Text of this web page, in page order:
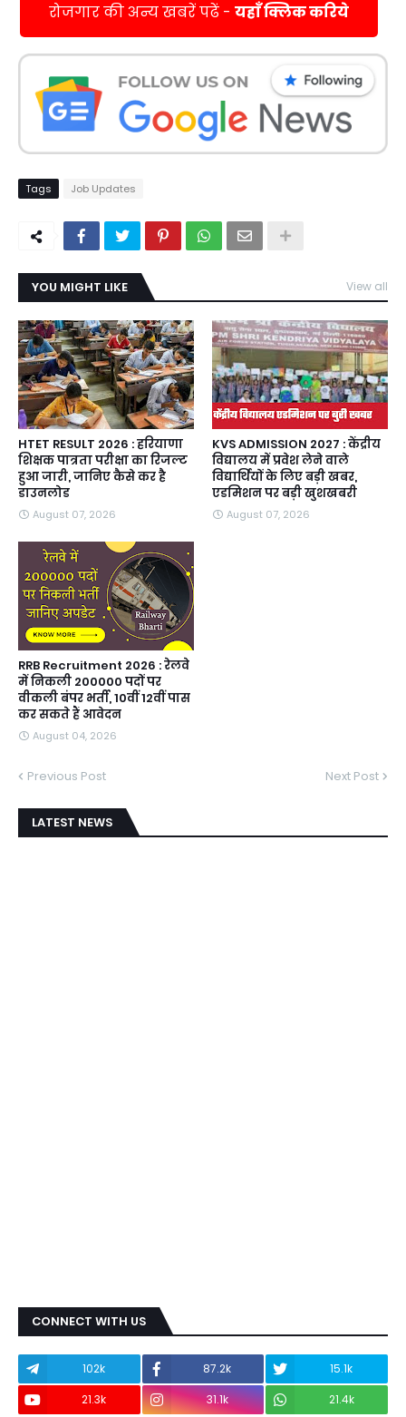
रोजगार की अन्य खबरें पढें - यहाँ क्लिक करिये
Tags Job Updates
YOU MIGHT LIKE View all
HTET RESULT 2026 : हरियाणा
शिक्षक पात्रता परीक्षा का रिजल्ट
हुआ जारी, जानिए कैसे कर है
डाउनलोड
August 07, 2026
KVS ADMISSION 2027 : केंद्रीय
विद्यालय में प्रवेश लेने वाले
विद्यार्थियों के लिए बड़ी खबर,
एडमिशन पर बड़ी खुशखबरी
August 07, 2026
RRB Recruitment 2026 : रेलवे
में निकली 200000 पदों पर
वीकली बंपर भर्ती, 10वीं 12वीं पास
कर सकते हैं आवेदन
August 04, 2026
Previous Post Next Post
LATEST NEWS
CONNECT WITH US
102k 87.2k
15.1k
21.3k
31.1k 21.4k